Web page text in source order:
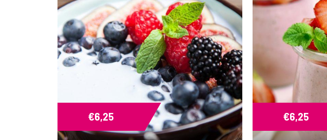
€6,25 €6,25